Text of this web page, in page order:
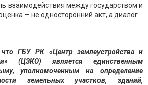
взаимодействия между государством и
— не односторонний акт, а диалог.
ГБУ РК «Центр землеустройства и
(ЦЗКО) является единственным
уполномоченным на определение
земельных участков, зданий,